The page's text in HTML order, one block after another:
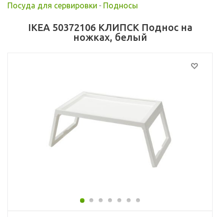
Посуда для сервировки - Подносы
IKEA 50372106 КЛИПСК Поднос на
ножках, белый